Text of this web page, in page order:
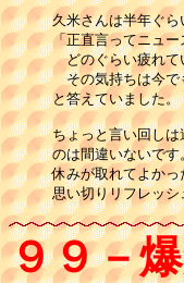
久米さんは半年ぐ
「正直言ってニュ
どのぐらい疲れて
その気持ちは今で
と答えていました。
ちょっと言い回し
のは間違いないです
休みが取れてよか
思い切りリフレッ
９９－